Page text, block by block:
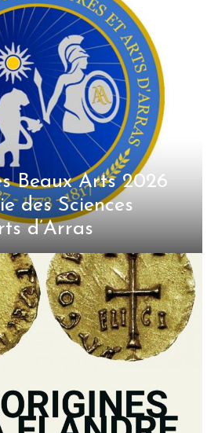
Beaux Arts 2026
des Sciences
d’Arras